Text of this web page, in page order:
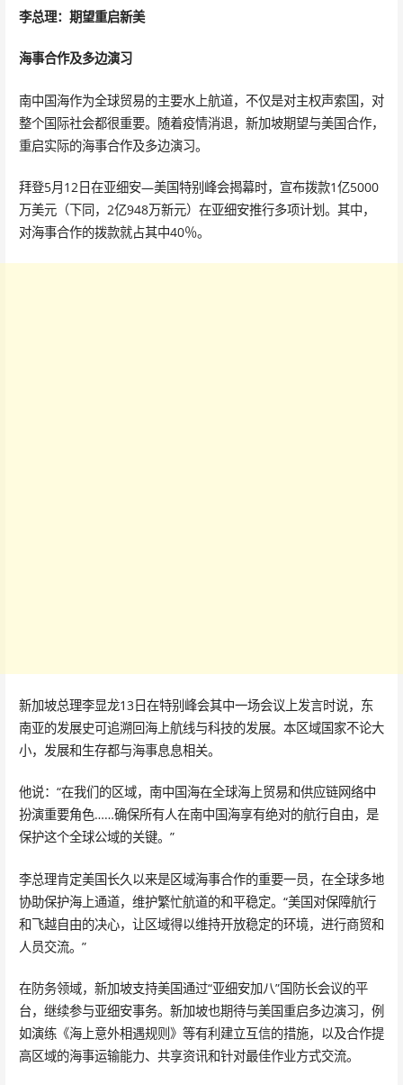
李总理：期望重启新美
海事合作及多边演习
南中国海作为全球贸易的主要水上航道，不仅是对主权声索国，对
整个国际社会都很重要。随着疫情消退，新加坡期望与美国合作，
重启实际的海事合作及多边演习。
拜登5月12日在亚细安—美国特别峰会揭幕时，宣布拨款1亿5000
万美元（下同，2亿948万新元）在亚细安推行多项计划。其中，
对海事合作的拨款就占其中40％。
新加坡总理李显龙13日在特别峰会其中一场会议上发言时说，东
南亚的发展史可追溯回海上航线与科技的发展。本区域国家不论大
小，发展和生存都与海事息息相关。
他说：“在我们的区域，南中国海在全球海上贸易和供应链网络中
扮演重要角色……确保所有人在南中国海享有绝对的航行自由，是
保护这个全球公域的关键。”
李总理肯定美国长久以来是区域海事合作的重要一员，在全球多地
协助保护海上通道，维护繁忙航道的和平稳定。“美国对保障航行
和飞越自由的决心，让区域得以维持开放稳定的环境，进行商贸和
人员交流。”
在防务领域，新加坡支持美国通过“亚细安加八”国防长会议的平
台，继续参与亚细安事务。新加坡也期待与美国重启多边演习，例
如演练《海上意外相遇规则》等有利建立互信的措施，以及合作提
高区域的海事运输能力、共享资讯和针对最佳作业方式交流。